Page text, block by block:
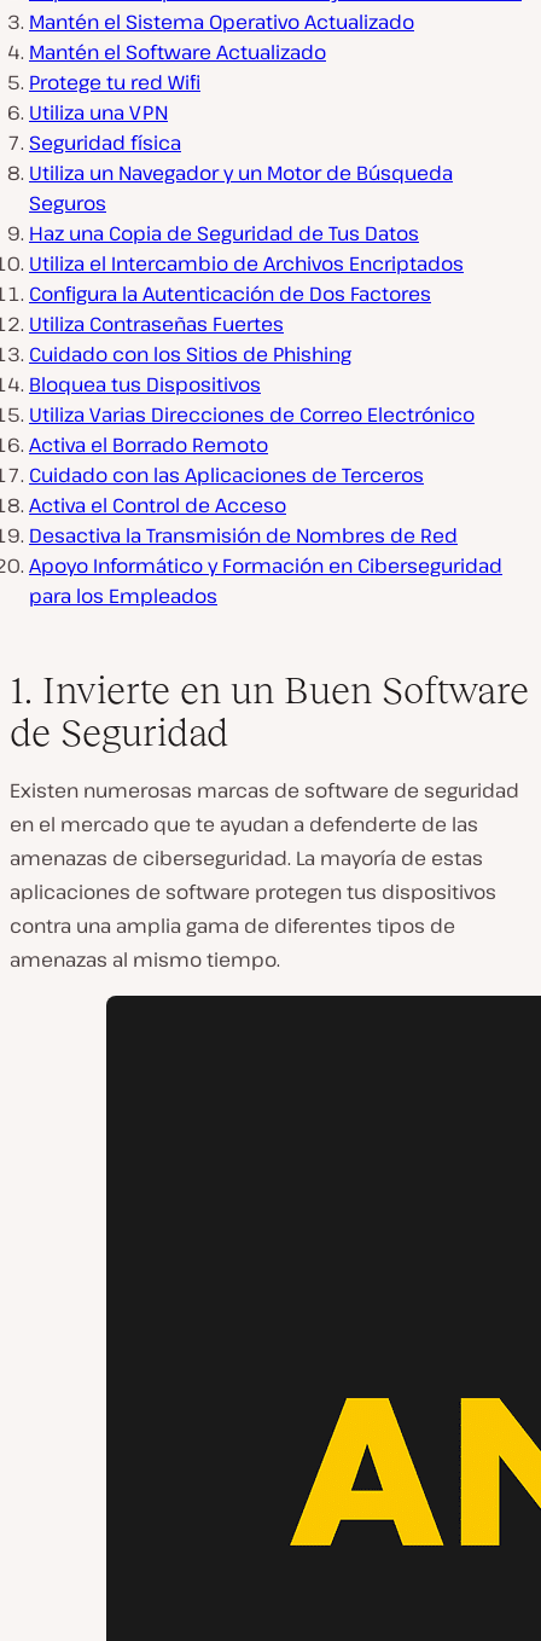
Mantén el Sistema Operativo Actualizado
Mantén el Software Actualizado
Protege tu red Wifi
Utiliza una VPN
Seguridad física
Utiliza un Navegador y un Motor de Búsqueda
Seguros
Haz una Copia de Seguridad de Tus Datos
Utiliza el Intercambio de Archivos Encriptados
Configura la Autenticación de Dos Factores
Utiliza Contraseñas Fuertes
Cuidado con los Sitios de Phishing
Bloquea tus Dispositivos
Utiliza Varias Direcciones de Correo Electrónico
Activa el Borrado Remoto
Cuidado con las Aplicaciones de Terceros
Activa el Control de Acceso
Desactiva la Transmisión de Nombres de Red
Apoyo Informático y Formación en Ciberseguridad
para los Empleados
1. Invierte en un Buen Software
de Seguridad
Existen numerosas marcas de software de seguridad
en el mercado que te ayudan a defenderte de las
amenazas de ciberseguridad. La mayoría de estas
aplicaciones de software protegen tus dispositivos
contra una amplia gama de diferentes tipos de
amenazas al mismo tiempo.